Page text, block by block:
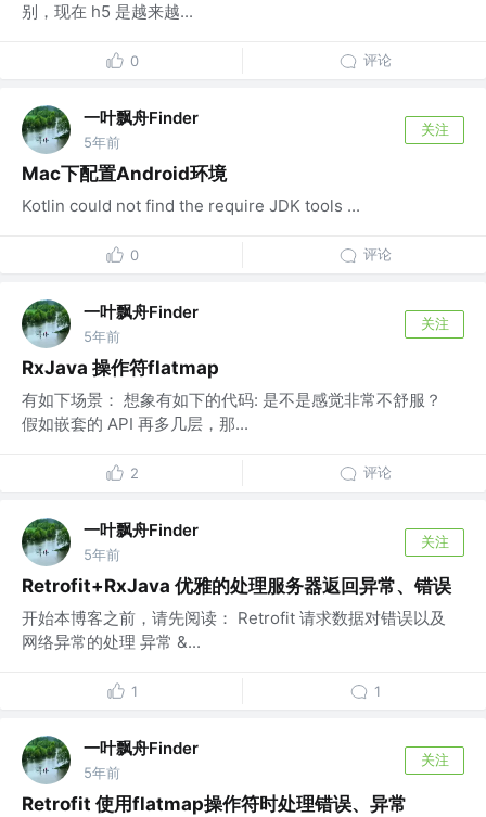
别，现在 h5 是越来越...
0 评论
一叶飘舟Finder
5年前
关注
Mac下配置Android环境
Kotlin could not find the require JDK tools ...
0 评论
一叶飘舟Finder
5年前
关注
RxJava 操作符flatmap
有如下场景： 想象有如下的代码: 是不是感觉非常不舒服？
假如嵌套的 API 再多几层，那...
2 评论
一叶飘舟Finder
5年前
关注
Retrofit+RxJava 优雅的处理服务器返回异常、错误
开始本博客之前，请先阅读： Retrofit 请求数据对错误以及
网络异常的处理 异常 &...
1 1
一叶飘舟Finder
5年前
关注
Retrofit 使用flatmap操作符时处理错误、异常